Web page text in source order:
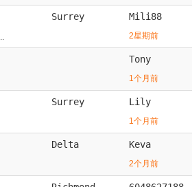
Surrey Mili88
2星期前
Tony
1个月前
Surrey Lily
1个月前
Delta Keva
2个月前